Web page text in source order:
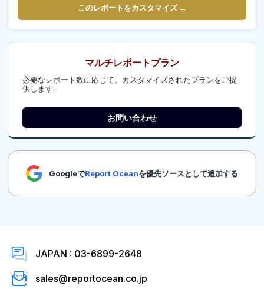
このレポートをカスタマイズ →
マルチレポートプラン
必要なレポート数に応じて、カスタマイズされたプランをご提
供します.
お問い合わせ
GoogleでReport Oceanを優先ソースとして追加する
JAPAN : 03-6899-2648
sales@reportocean.co.jp